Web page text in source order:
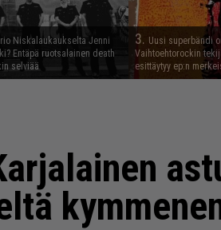
Niskalaukaukselta Jenni
Entäpä ruotsalainen death
selviää
3. Uusi superbändi
Vaihtoehtorockin
esittäytyy ep:n